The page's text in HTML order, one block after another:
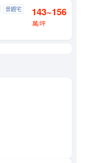
景觀宅
143~156
萬/坪